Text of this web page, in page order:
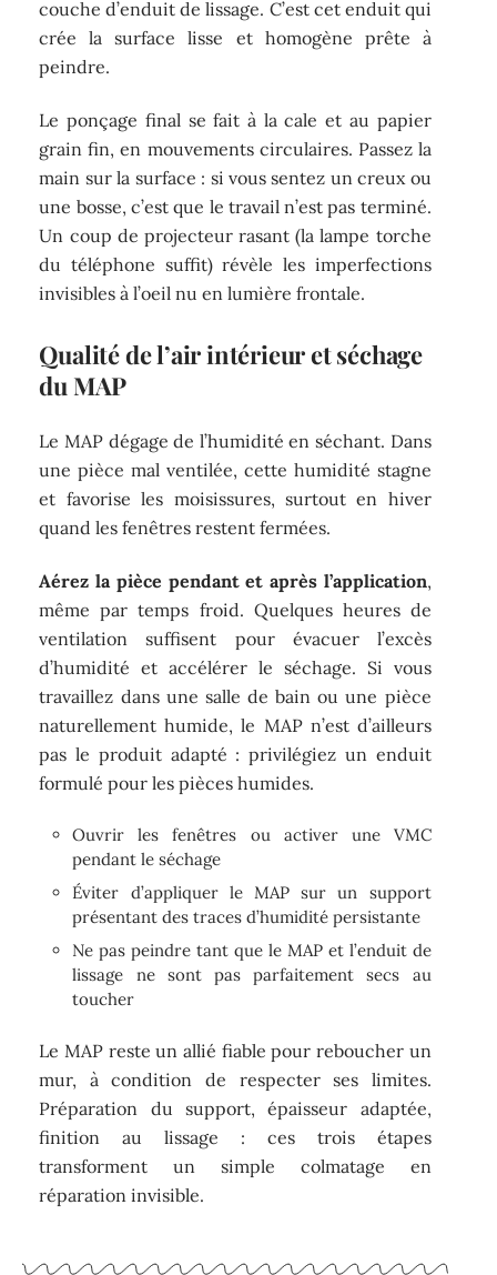
couche d’enduit de lissage. C’est cet enduit qui
crée la surface lisse et homogène prête à
peindre.
Le ponçage final se fait à la cale et au papier
grain fin, en mouvements circulaires. Passez la
main sur la surface : si vous sentez un creux ou
une bosse, c’est que le travail n’est pas terminé.
Un coup de projecteur rasant (la lampe torche
du téléphone suffit) révèle les imperfections
invisibles à l’oeil nu en lumière frontale.
Qualité de l’air intérieur et séchage
du MAP
Le MAP dégage de l’humidité en séchant. Dans
une pièce mal ventilée, cette humidité stagne
et favorise les moisissures, surtout en hiver
quand les fenêtres restent fermées.
Aérez la pièce pendant et après l’application,
même par temps froid. Quelques heures de
ventilation suffisent pour évacuer l’excès
d’humidité et accélérer le séchage. Si vous
travaillez dans une salle de bain ou une pièce
naturellement humide, le MAP n’est d’ailleurs
pas le produit adapté : privilégiez un enduit
formulé pour les pièces humides.
Ouvrir les fenêtres ou activer une VMC
pendant le séchage
Éviter d’appliquer le MAP sur un support
présentant des traces d’humidité persistante
Ne pas peindre tant que le MAP et l’enduit de
lissage ne sont pas parfaitement secs au
toucher
Le MAP reste un allié fiable pour reboucher un
mur, à condition de respecter ses limites.
Préparation du support, épaisseur adaptée,
finition au lissage : ces trois étapes
transforment un simple colmatage en
réparation invisible.